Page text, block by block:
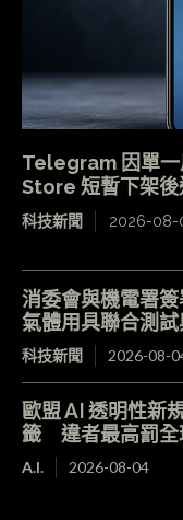
Telegram 因單
Store 短暫下架後
科技新聞 2026-08-
消委會與機電署
氣體用具聯合測
科技新聞 2026-08-
歐盟 AI 透明性新
籤 違者最高罰全
A.I. 2026-08-04